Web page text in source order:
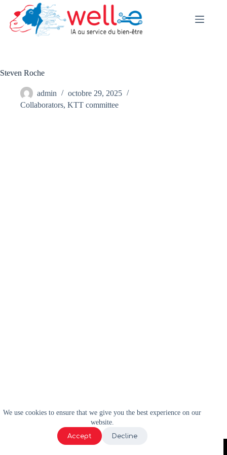
content
We use cookies to ensure that we give you the best experience on our
website.
Accept Decline
Steven Roche
admin
octobre 29, 2025
Collaborators, KTT committee
2024 | WELL-E | Tous droits réservés |